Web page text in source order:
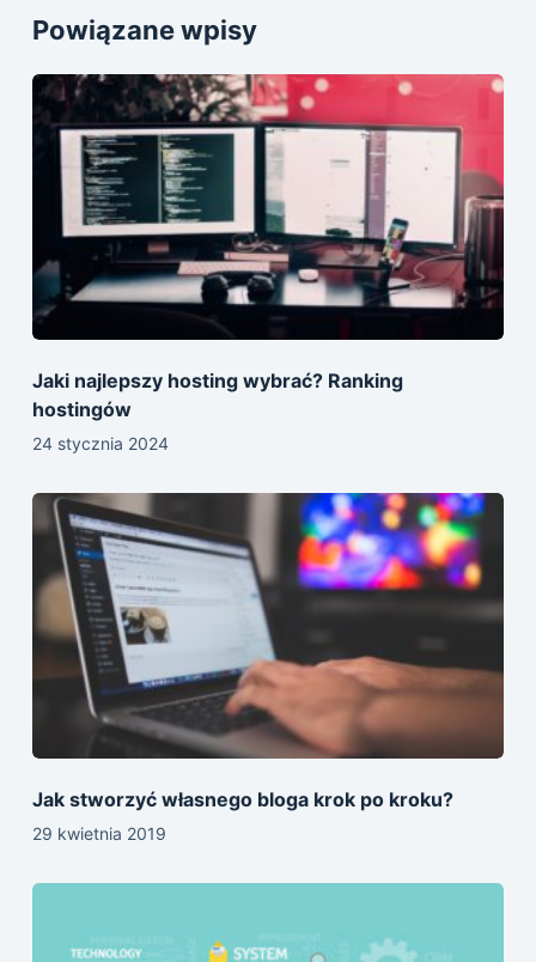
Powiązane wpisy
Jaki najlepszy hosting wybrać? Ranking
hostingów
24 stycznia 2024
Jak stworzyć własnego bloga krok po kroku?
29 kwietnia 2019